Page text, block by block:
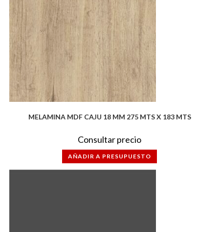
MELAMINA MDF CAJU 18 MM 275 MTS X 183 MTS
Consultar precio
AÑADIR A PRESUPUESTO